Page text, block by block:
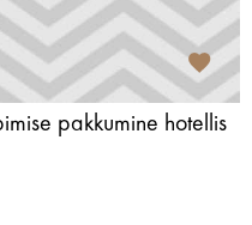
pakkumine hotellis